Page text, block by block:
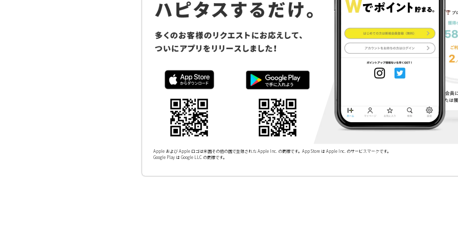
Apple および Apple ロゴは米国その他の国で登録された Apple Inc. の商標です。App Store は Apple Inc. のサービスマークです。
Google Play は Google LLC の商標です。